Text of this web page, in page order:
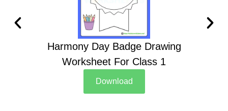
Harmony Day Badge Drawing
Worksheet For Class 1
Download